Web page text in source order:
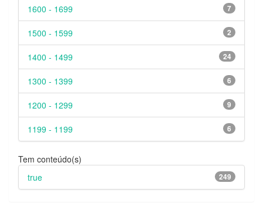
7
1600 - 1699
2
1500 - 1599
24
1400 - 1499
6
1300 - 1399
9
1200 - 1299
6
1199 - 1199
Tem conteúdo(s)
249
true